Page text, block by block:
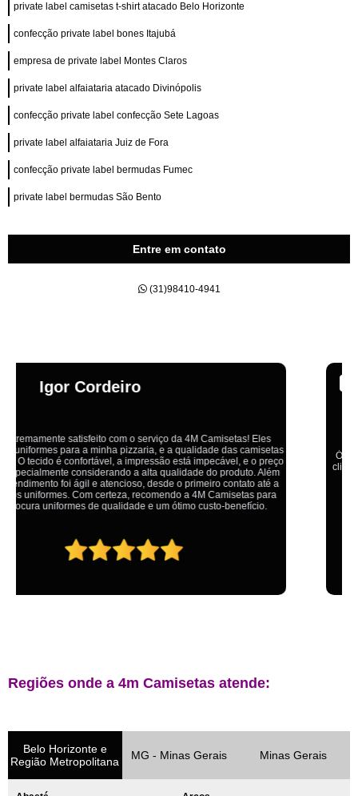
private label camisetas t-shirt atacado Belo Horizonte
confecção private label bones Itajubá
empresa de private label Montes Claros
private label alfaiataria atacado Divinópolis
confecção private label confecção Sete Lagoas
private label alfaiataria Juiz de Fora
confecção private label bermudas Fumec
private label bermudas São Bento
Entre em contato
(31)98410-4941
Emília
Ótimo atendimento,todos muito educados, prestativos e que colocam o
cliente em primeiro lugar. Qualquer lugar tem problemas,isso é fato, mas
aqui na 4M tudo é resolvido com calma e de forma que todos saem
ganhando no final.
Regiões onde a 4m Camisetas atende:
Belo Horizonte e
Região Metropolitana
MG - Minas Gerais Minas Gerais